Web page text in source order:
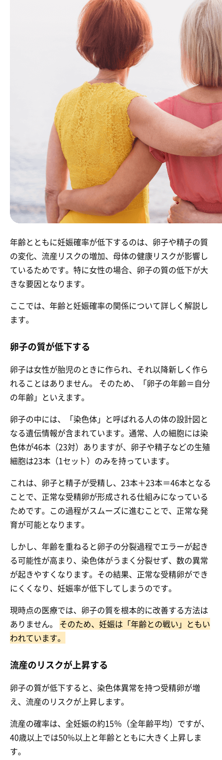
年齢とともに妊娠確率が低下するのは、卵子や精子の質
の変化、流産リスクの増加、母体の健康リスクが影響し
ているためです。特に女性の場合、卵子の質の低下が大
きな要因となります。
ここでは、年齢と妊娠確率の関係について詳しく解説し
ます。
卵子の質が低下する
卵子は女性が胎児のときに作られ、それ以降新しく作ら
れることはありません。 そのため、「卵子の年齢＝自分
の年齢」といえます。
卵子の中には、「染色体」と呼ばれる人の体の設計図と
なる遺伝情報が含まれています。通常、人の細胞には染
色体が46本（23対）ありますが、卵子や精子などの生殖
細胞は23本（1セット）のみを持っています。
これは、卵子と精子が受精し、23本＋23本＝46本となる
ことで、正常な受精卵が形成される仕組みになっている
ためです。この過程がスムーズに進むことで、正常な発
育が可能となります。
しかし、年齢を重ねると卵子の分裂過程でエラーが起き
る可能性が高まり、染色体がうまく分裂せず、数の異常
が起きやすくなります。その結果、正常な受精卵ができ
にくくなり、妊娠率が低下してしまうのです。
現時点の医療では、卵子の質を根本的に改善する方法は
ありません。 そのため、妊娠は「年齢との戦い」ともい
われています。
流産のリスクが上昇する
卵子の質が低下すると、染色体異常を持つ受精卵が増
え、流産のリスクが上昇します。
流産の確率は、全妊娠の約15％（全年齢平均）ですが、
40歳以上では50%以上と年齢とともに大きく上昇しま
す。